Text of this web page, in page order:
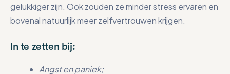
gelukkiger zijn. Ook zouden ze minder stress ervaren en
bovenal natuurlijk meer zelfvertrouwen krijgen.
In te zetten bij:
Angst en paniek;